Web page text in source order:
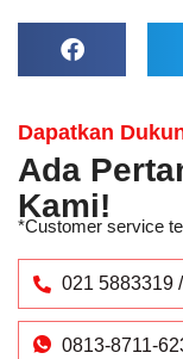
Dapatkan
Ada
Kami!
*Customer service
021 5883319
0813-8711-